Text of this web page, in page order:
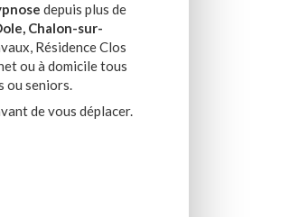
depuis plus de
Chalon-sur-
Résidence Clos
ou à domicile tous
ou seniors.
de vous déplacer.